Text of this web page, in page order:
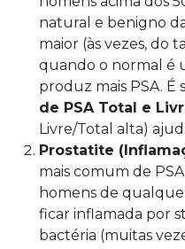
natural e benigno
maior (às vezes, do
quando o normal é
produz mais PSA. É
de PSA Total e
Livre/Total alta)
Prostatite
mais comum de
homens de
ficar inflamada por
bactéria (muitas